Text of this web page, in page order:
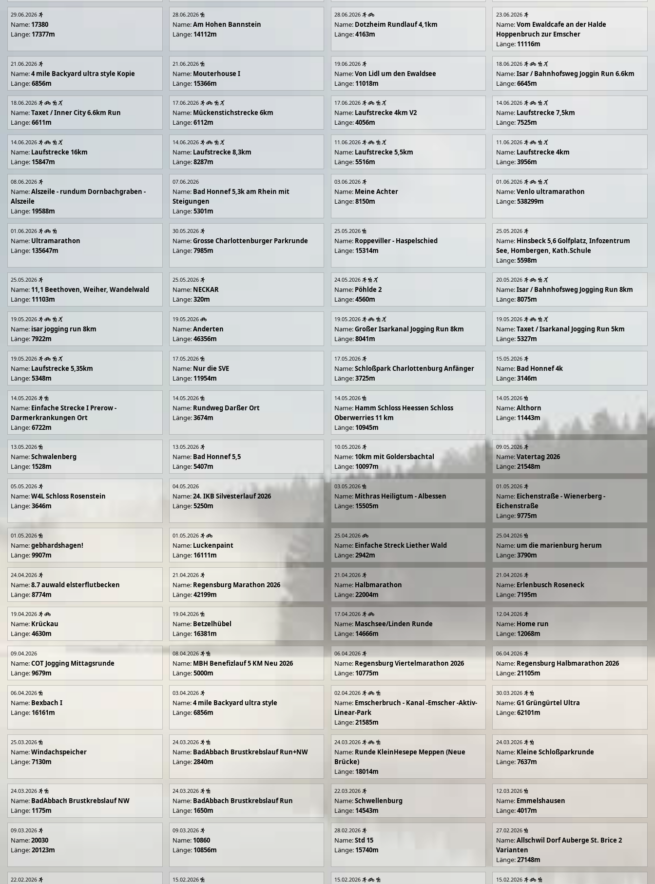
29.06.2026
Name: 17380
Länge: 17377m
28.06.2026
Name:Am Hohen Bannstein
Länge: 14112m
28.06.2026
Name: Dotzheim Rundlauf 4,1km
Länge:4163m
23.06.2026
Name:Vom Ewaldcafe an der Halde
Hoppenbruch zur Emscher
Länge: 11116m
21.06.2026
Name:4 mile Backyard ultra style Kopie
Länge:6856m
21.06.2026
Name: Mouterhouse I
Länge: 15366m
19.06.2026
Name:Von Lidl um den Ewaldsee
Länge: 11018m
18.06.2026
Name:Isar / Bahnhofsweg Joggin Run 6.6km
Länge:6645m
18.06.2026
Name:Taxet / Inner City 6.6km Run
Länge:6611m
17.06.2026
Name: Mückenstichstrecke 6km
Länge:6112m
17.06.2026
Name: Laufstrecke 4km V2
Länge:4056m
14.06.2026
Name: Laufstrecke 7,5km
Länge:7525m
14.06.2026
Name: Laufstrecke 16km
Länge: 15847m
14.06.2026
Name: Laufstrecke 8,3km
Länge:8287m
11.06.2026
Name: Laufstrecke 5,5km
Länge:5516m
11.06.2026
Name: Laufstrecke 4km
Länge:3956m
08.06.2026
Name:Alszeile - rundum Dornbachgraben -
Alszeile
Länge: 19588m
07.06.2026
Name: Bad Honnef 5,3k am Rhein mit
Steigungen
Länge:5301m
03.06.2026
Name: Meine Achter
Länge:8150m
01.06.2026
Name:Venlo ultramarathon
Länge:538299m
01.06.2026
Name: Ultramarathon
Länge: 135647m
30.05.2026
Name:Grosse Charlottenburger Parkrunde
Länge:7985m
25.05.2026
Name: Roppeviller - Haspelschied
Länge: 15314m
25.05.2026
Name: Hinsbeck 5,6 Golfplatz, Infozentrum
See, Hombergen, Kath.Schule
Länge:5598m
25.05.2026
Name: 11,1 Beethoven, Weiher, Wandelwald
Länge: 11103m
25.05.2026
Name: NECKAR
Länge:320m
24.05.2026
Name: Pöhlde 2
Länge:4560m
20.05.2026
Name:Isar / Bahnhofsweg Jogging Run 8km
Länge:8075m
19.05.2026
Name: isar jogging run 8km
Länge:7922m
19.05.2026
Name:Anderten
Länge:46356m
19.05.2026
Name:Großer Isarkanal Jogging Run 8km
Länge:8041m
19.05.2026
Name:Taxet / Isarkanal Jogging Run 5km
Länge:5327m
19.05.2026
Name: Laufstrecke 5,35km
Länge:5348m
17.05.2026
Name: Nur die SVE
Länge: 11954m
17.05.2026
Name:Schloßpark Charlottenburg Anfänger
Länge:3725m
15.05.2026
Name: Bad Honnef 4k
Länge:3146m
14.05.2026
Name: Einfache Strecke I Prerow -
Darmerkrankungen Ort
Länge:6722m
14.05.2026
Name: Rundweg Darßer Ort
Länge:3674m
14.05.2026
Name: Hamm Schloss Heessen Schloss
Oberwerries 11 km
Länge: 10945m
14.05.2026
Name:Althorn
Länge: 11443m
13.05.2026
Name:Schwalenberg
Länge: 1528m
13.05.2026
Name: Bad Honnef 5,5
Länge:5407m
10.05.2026
Name: 10km mit Goldersbachtal
Länge: 10097m
09.05.2026
Name:Vatertag 2026
Länge:21548m
05.05.2026
Name:W4L Schloss Rosenstein
Länge:3646m
04.05.2026
Name:24. IKB Silvesterlauf 2026
Länge:5250m
03.05.2026
Name: Mithras Heiligtum - Albessen
Länge: 15505m
01.05.2026
Name: Eichenstraße - Wienerberg -
Eichenstraße
Länge:9775m
01.05.2026
Name:gebhardshagen!
Länge:9907m
01.05.2026
Name: Luckenpaint
Länge: 16111m
25.04.2026
Name: Einfache Streck Liether Wald
Länge:2942m
25.04.2026
Name: um die marienburg herum
Länge:3790m
24.04.2026
Name:8.7 auwald elsterflutbecken
Länge:8774m
21.04.2026
Name: Regensburg Marathon 2026
Länge:42199m
21.04.2026
Name: Halbmarathon
Länge:22004m
21.04.2026
Name: Erlenbusch Roseneck
Länge:7195m
19.04.2026
Name: Krückau
Länge:4630m
19.04.2026
Name: Betzelhübel
Länge: 16381m
17.04.2026
Name: Maschsee/Linden Runde
Länge: 14666m
12.04.2026
Name: Home run
Länge: 12068m
09.04.2026
Name:COT Jogging Mittagsrunde
Länge:9679m
08.04.2026
Name: MBH Benefizlauf 5 KM Neu 2026
Länge:5000m
06.04.2026
Name: Regensburg Viertelmarathon 2026
Länge: 10775m
06.04.2026
Name: Regensburg Halbmarathon 2026
Länge:21105m
06.04.2026
Name: Bexbach I
Länge: 16161m
03.04.2026
Name:4 mile Backyard ultra style
Länge:6856m
02.04.2026
Name: Emscherbruch - Kanal -Emscher -Aktiv-
Linear-Park
Länge:21585m
30.03.2026
Name:G1 Grüngürtel Ultra
Länge:62101m
25.03.2026
Name:Windachspeicher
Länge:7130m
24.03.2026
Name: BadAbbach Brustkrebslauf Run+NW
Länge:2840m
24.03.2026
Name: Runde KleinHesepe Meppen (Neue
Brücke)
Länge: 18014m
24.03.2026
Name: Kleine Schloßparkrunde
Länge:7637m
24.03.2026
Name: BadAbbach Brustkrebslauf NW
Länge: 1175m
24.03.2026
Name: BadAbbach Brustkrebslauf Run
Länge: 1650m
22.03.2026
Name:Schwellenburg
Länge: 14543m
12.03.2026
Name: Emmelshausen
Länge:4017m
09.03.2026
Name:20030
Länge:20123m
09.03.2026
Name: 10860
Länge: 10856m
28.02.2026
Name:Std 15
Länge: 15740m
27.02.2026
Name:Allschwil Dorf Auberge St. Brice 2
Varianten
Länge:27148m
22.02.2026 15.02.2026 15.02.2026 15.02.2026